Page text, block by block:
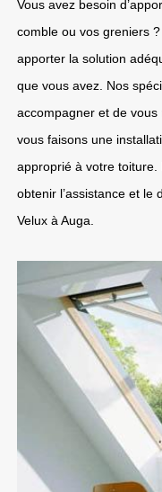
Vous avez besoin
comble ou vos greniers
apporter la solution
que vous avez. Nos
accompagner et de
vous faisons une
approprié à votre toiture.
obtenir l’assistance et le
Velux à Auga.